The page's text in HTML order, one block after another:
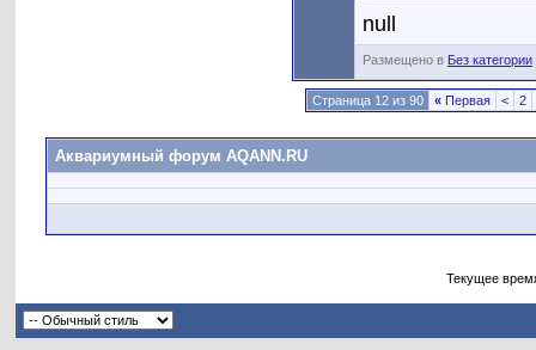
null
Размещено в Без категории
Страница 12 из 90 « Первая < 2
Аквариумный форум AQANN.RU
Текущее